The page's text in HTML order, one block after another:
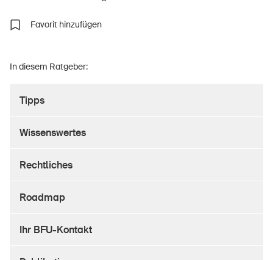
Medien
Sinus Plus
Kampagnen
Favorit hinzufügen
In diesem Ratgeber:
Tipps
Wissenswertes
Rechtliches
Roadmap
Ihr BFU-Kontakt